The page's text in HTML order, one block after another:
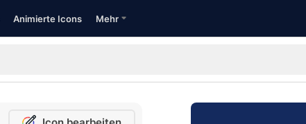
Animierte Icons Mehr